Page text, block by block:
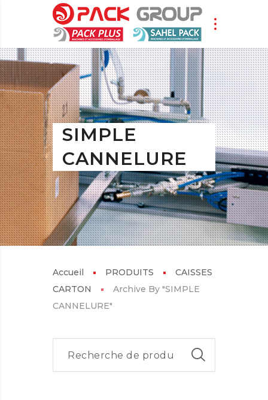
SIMPLE
CANNELURE
Accueil PRODUITS
CAISSES
CARTON
Archive By "SIMPLE
CANNELURE"